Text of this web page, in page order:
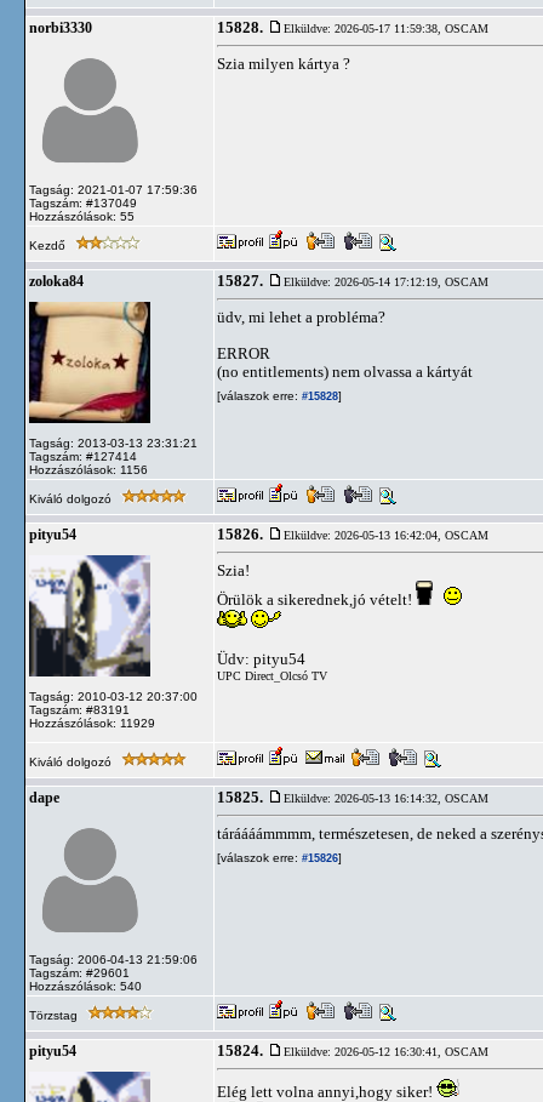
norbi3330
Tagság: 2021-01-07 17:59:36
Tagszám: #137049
Hozzászólások: 55
15828. Elküldve: 2026-05-17 11:59:38, OSCAM
Szia milyen kártya ?
Kezdő
zoloka84
Tagság: 2013-03-13 23:31:21
Tagszám: #127414
Hozzászólások: 1156
15827. Elküldve: 2026-05-14 17:12:19, OSCAM
üdv, mi lehet a probléma?
ERROR
(no entitlements) nem olvassa a kártyát
[válaszok erre: #15828]
Kiváló dolgozó
pityu54
Tagság: 2010-03-12 20:37:00
Tagszám: #83191
Hozzászólások: 11929
15826. Elküldve: 2026-05-13 16:42:04, OSCAM
Szia!
Örülök a sikerednek,jó vételt!
Üdv: pityu54
UPC Direct_Olcsó TV
Kiváló dolgozó
dape
Tagság: 2006-04-13 21:59:06
Tagszám: #29601
Hozzászólások: 540
15825. Elküldve: 2026-05-13 16:14:32, OSCAM
táráááámmmm, természetesen, de neked a
[válaszok erre: #15826]
Törzstag
pityu54 15824. Elküldve: 2026-05-12 16:30:41, OSCAM
Elég lett volna annyi,hogy siker!